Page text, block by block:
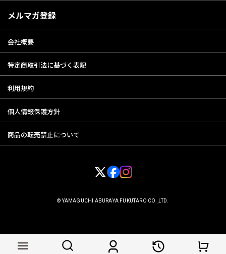
メルマガ登録
会社概要
特定商取引法に基づく表記
利用規約
個人情報保護方針
商品の転売禁止について
© YAMAGUCHI ABURAYA FUKUTARO CO.,LTD.